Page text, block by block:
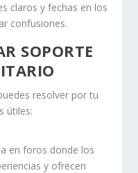
claros y fechas en los
confusiones.
SOPORTE
resolver por tu
útiles:
en foros donde los
y ofrecen